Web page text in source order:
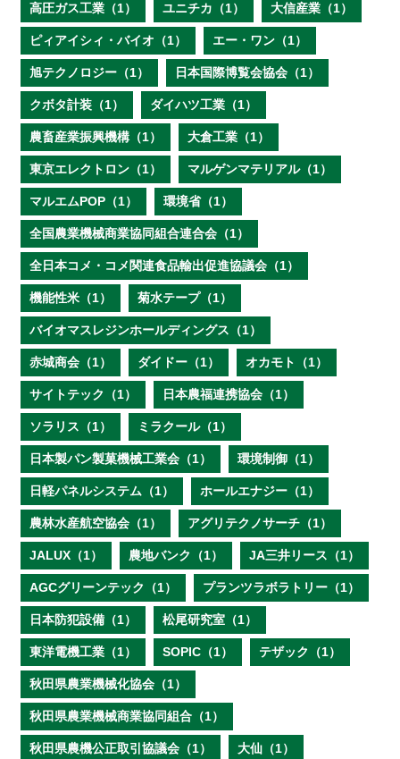
高圧ガス工業（1） ユニチカ（1） 大信産業（1）
ピィアイシィ・バイオ（1） エー・ワン（1）
旭テクノロジー（1） 日本国際博覧会協会（1）
クボタ計装（1） ダイハツ工業（1）
農畜産業振興機構（1） 大倉工業（1）
東京エレクトロン（1） マルゲンマテリアル（1）
マルエムPOP（1） 環境省（1）
全国農業機械商業協同組合連合会（1）
全日本コメ・コメ関連食品輸出促進協議会（1）
機能性米（1） 菊水テープ（1）
バイオマスレジンホールディングス（1）
赤城商会（1） ダイドー（1） オカモト（1）
サイトテック（1） 日本農福連携協会（1）
ソラリス（1） ミラクール（1）
日本製パン製菓機械工業会（1） 環境制御（1）
日軽パネルシステム（1） ホールエナジー（1）
農林水産航空協会（1） アグリテクノサーチ（1）
JALUX（1） 農地バンク（1） JA三井リース（1）
AGCグリーンテック（1） プランツラボラトリー（1）
日本防犯設備（1） 松尾研究室（1）
東洋電機工業（1） SOPIC（1） テザック（1）
秋田県農業機械化協会（1）
秋田県農業機械商業協同組合（1）
秋田県農機公正取引協議会（1） 大仙（1）